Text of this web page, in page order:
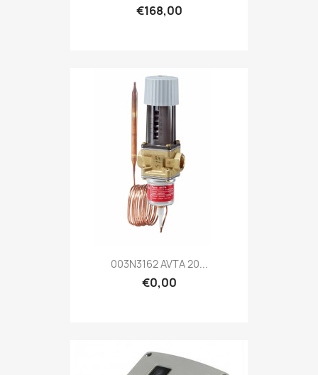
€168,00
003N3162 AVTA 20...
€0,00